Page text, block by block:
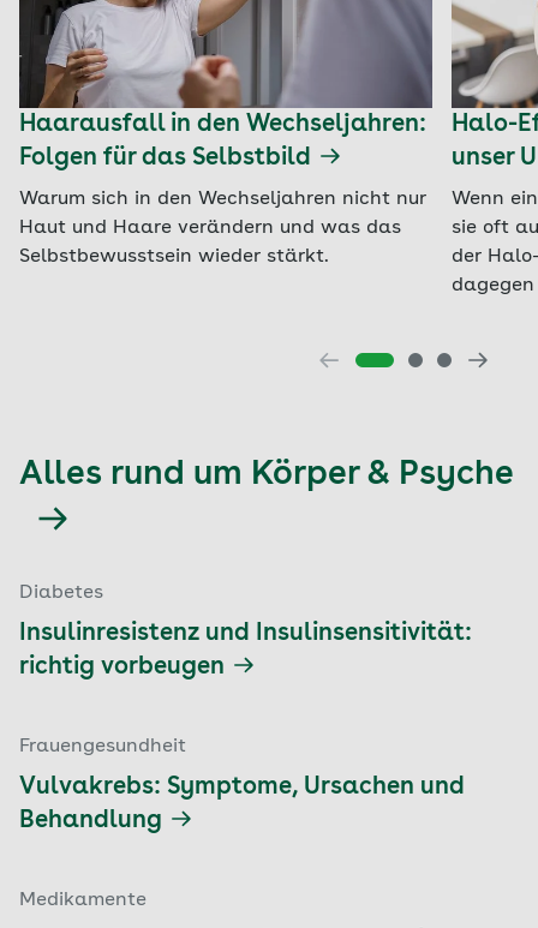
Haarausfall in den Wechseljahren:
Folgen für das Selbstbild
Warum sich in den Wechseljahren nicht nur
Haut und Haare verändern und was das
Selbstbewusstsein wieder stärkt.
Halo-
unser
Wenn
sie oft
der
Alles rund um Körper & Psyche
Diabetes
Insulinresistenz und Insulinsensitivität:
richtig vorbeugen
Frauengesundheit
Vulvakrebs: Symptome, Ursachen und
Behandlung
Medikamente